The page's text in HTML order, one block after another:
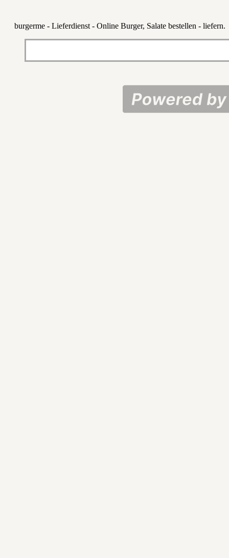
burgerme - Lieferdienst - Online Burger, Salate bestellen - liefern.